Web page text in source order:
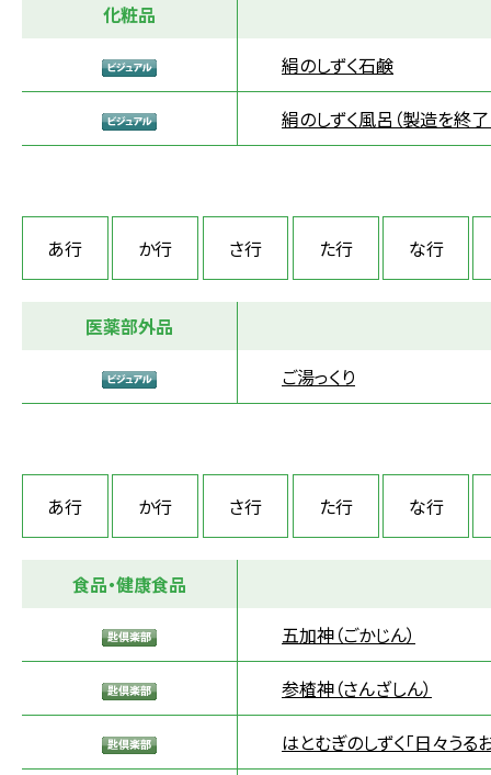
化粧品
絹のしずく石鹸
絹のしずく風呂（製造を終了
あ行 か行 さ行 た行 な行
医薬部外品
ご湯っくり
あ行 か行 さ行 た行 な行
食品・健康食品
五加神（ごかじん）
参楂神（さんざしん）
はとむぎのしずく「日々うる